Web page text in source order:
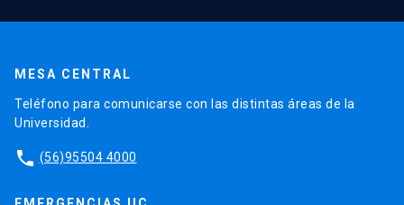
MESA CENTRAL
Teléfono para comunicarse con las distintas áreas de la
Universidad.
phone (56)95504 4000